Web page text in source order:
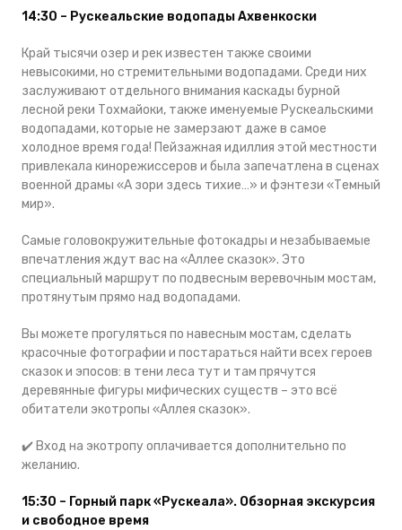
14:30 – Рускеальские водопады Ахвенкоски
Край тысячи озер и рек известен также своими
невысокими, но стремительными водопадами. Среди них
заслуживают отдельного внимания каскады бурной
лесной реки Тохмайоки, также именуемые Рускеальскими
водопадами, которые не замерзают даже в самое
холодное время года! Пейзажная идиллия этой местности
привлекала кинорежиссеров и была запечатлена в сценах
военной драмы «А зори здесь тихие…» и фэнтези «Темный
мир».
Самые головокружительные фотокадры и незабываемые
впечатления ждут вас на «Аллее сказок». Это
специальный маршрут по подвесным веревочным мостам,
протянутым прямо над водопадами.
Вы можете прогуляться по навесным мостам, сделать
красочные фотографии и постараться найти всех героев
сказок и эпосов: в тени леса тут и там прячутся
деревянные фигуры мифических существ – это всё
обитатели экотропы «Аллея сказок».
✔️ Вход на экотропу оплачивается дополнительно по
желанию.
15:30 – Горный парк «Рускеала». Обзорная экскурсия
и свободное время